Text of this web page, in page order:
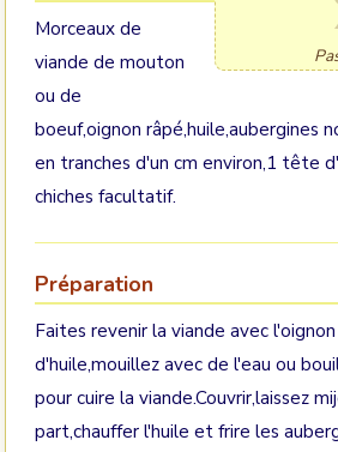
Morceaux de
viande de mouton
ou de
boeuf,oignon râpé,huile,aubergines
en tranches d'un cm environ,1 tête
chiches facultatif.
Préparation
Faites revenir la viande avec l'oignon
d'huile,mouillez avec de l'eau ou
pour cuire la viande.Couvrir,laissez
part,chauffer l'huile et frire les